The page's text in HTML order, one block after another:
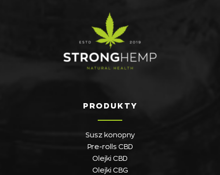
PRODUKTY
Susz konopny
Pre-rolls CBD
Olejki CBD
Olejki CBG